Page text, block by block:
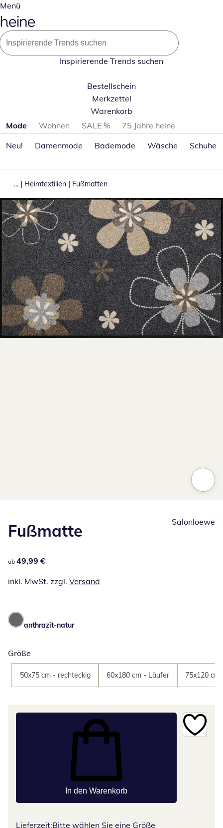
Menü
Inspirierende Trends suchen
Bestellschein
Merkzettel
Warenkorb
Produktkategorien überspringen
Mode Wohnen SALE %
75 Jahre heine
Neu!
Damenmode Bademode Wäsche Schuhe
... | Heimtextilien | Fußmatten
Fußmatte
49,99 €
ab 49,99 €
inkl. MwSt. zzgl. Versand
Salonloewe
anthrazit-natur
Größe
50x75 cm - rechteckig 60x180 cm - Läufer 75x120 cm
In den Warenkorb
Lieferzeit:Bitte wählen Sie eine Größe